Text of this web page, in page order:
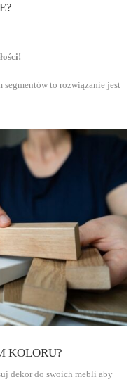
segmentów to rozwiązanie jest
KOLORU?
dekor do swoich mebli aby